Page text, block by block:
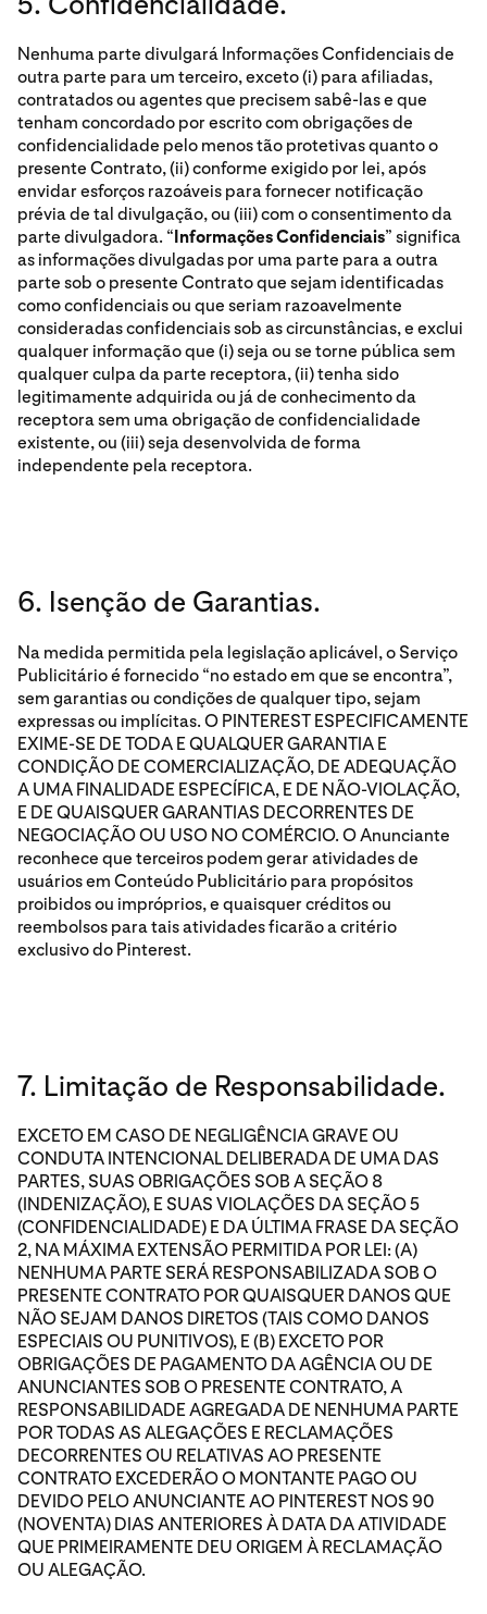
Nenhuma parte divulgará Informações Confidenciais de
outra parte para um terceiro, exceto (i) para afiliadas,
contratados ou agentes que precisem sabê-las e que
tenham concordado por escrito com obrigações de
confidencialidade pelo menos tão protetivas quanto o
presente Contrato, (ii) conforme exigido por lei, após
envidar esforços razoáveis para fornecer notificação
prévia de tal divulgação, ou (iii) com o consentimento da
parte divulgadora. “ Informações Confidenciais” significa
as informações divulgadas por uma parte para a outra
parte sob o presente Contrato que sejam identificadas
como confidenciais ou que seriam razoavelmente
consideradas confidenciais sob as circunstâncias, e exclui
qualquer informação que (i) seja ou se torne pública sem
qualquer culpa da parte receptora, (ii) tenha sido
legitimamente adquirida ou já de conhecimento da
receptora sem uma obrigação de confidencialidade
existente, ou (iii) seja desenvolvida de forma
independente pela receptora.
6. Isenção de Garantias.
Na medida permitida pela legislação aplicável, o Serviço
Publicitário é fornecido “no estado em que se encontra”,
sem garantias ou condições de qualquer tipo, sejam
expressas ou implícitas. O PINTEREST ESPECIFICAMENTE
EXIME-SE DE TODA E QUALQUER GARANTIA E
CONDIÇÃO DE COMERCIALIZAÇÃO, DE ADEQUAÇÃO
A UMA FINALIDADE ESPECÍFICA, E DE NÃO-VIOLAÇÃO,
E DE QUAISQUER GARANTIAS DECORRENTES DE
NEGOCIAÇÃO OU USO NO COMÉRCIO. O Anunciante
reconhece que terceiros podem gerar atividades de
usuários em Conteúdo Publicitário para propósitos
proibidos ou impróprios, e quaisquer créditos ou
reembolsos para tais atividades ficarão a critério
exclusivo do Pinterest.
7. Limitação de Responsabilidade.
EXCETO EM CASO DE NEGLIGÊNCIA GRAVE OU
CONDUTA INTENCIONAL DELIBERADA DE UMA DAS
PARTES, SUAS OBRIGAÇÕES SOB A SEÇÃO 8
(INDENIZAÇÃO), E SUAS VIOLAÇÕES DA SEÇÃO 5
(CONFIDENCIALIDADE) E DA ÚLTIMA FRASE DA SEÇÃO
2, NA MÁXIMA EXTENSÃO PERMITIDA POR LEI: (A)
NENHUMA PARTE SERÁ RESPONSABILIZADA SOB O
PRESENTE CONTRATO POR QUAISQUER DANOS QUE
NÃO SEJAM DANOS DIRETOS (TAIS COMO DANOS
ESPECIAIS OU PUNITIVOS), E (B) EXCETO POR
OBRIGAÇÕES DE PAGAMENTO DA AGÊNCIA OU DE
ANUNCIANTES SOB O PRESENTE CONTRATO, A
RESPONSABILIDADE AGREGADA DE NENHUMA PARTE
POR TODAS AS ALEGAÇÕES E RECLAMAÇÕES
DECORRENTES OU RELATIVAS AO PRESENTE
CONTRATO EXCEDERÃO O MONTANTE PAGO OU
DEVIDO PELO ANUNCIANTE AO PINTEREST NOS 90
(NOVENTA) DIAS ANTERIORES À DATA DA ATIVIDADE
QUE PRIMEIRAMENTE DEU ORIGEM À RECLAMAÇÃO
OU ALEGAÇÃO.